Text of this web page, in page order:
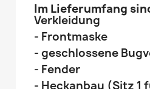
Im Lieferumfang
Verkleidung
- Frontmaske
- geschlossene
- Fender
- Heckanbau (Sitz 1